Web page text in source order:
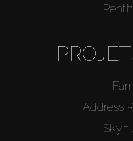
Address